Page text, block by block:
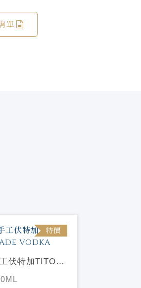
單
特價
伏特加TITOS
VODKA